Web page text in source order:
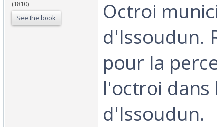
(1810)
See the book
Octroi
d'Issoudun.
pour la
l'octroi dans
d'Issoudun.‎